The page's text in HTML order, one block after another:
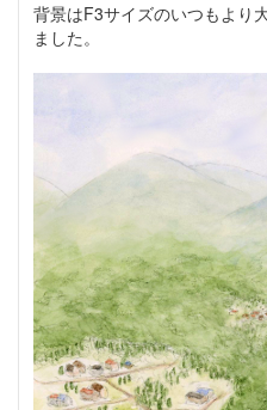
背景はF3サイズのいつもより
ました。